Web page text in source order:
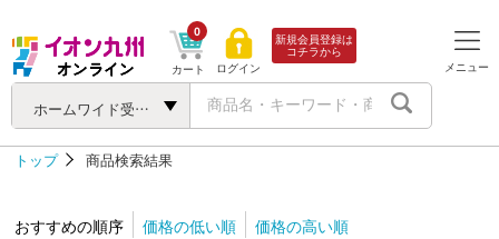
ホームワイド受け取り対象商品
カート
0
ログイン
新規会員登録は
コチラから
メニュー
トップ 商品検索結果
おすすめの順序 価格の低い順
価格の高い順